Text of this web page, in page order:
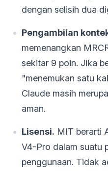
dengan selisih dua
Pengambilan
memenangkan
sekitar 9 poin. Jika
"menemukan satu
Claude masih
aman.
Lisensi. MIT berarti
V4-Pro dalam suatu
penggunaan. Tidak